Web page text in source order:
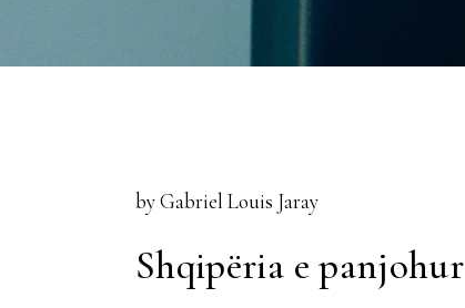
by Gabriel Louis Jaray
Shqipëria e panjohur